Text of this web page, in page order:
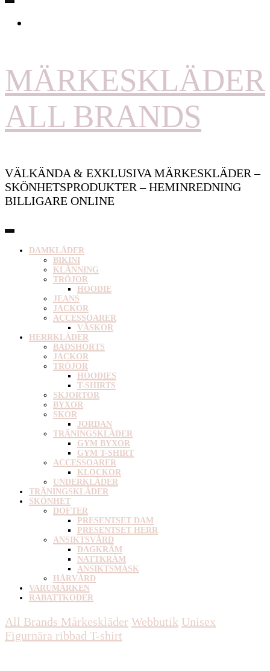
MÄRKESKLÄDER
ALL BRANDS
VÄLKÄNDA & EXKLUSIVA MÄRKESKLÄDER –
SKÖNHETSPRODUKTER – HEMINREDNING
BILLIGARE ONLINE
DAMKLÄDER
BIKINI
KLÄNNING
TRÖJOR
HOODIE
JEANS
JACKOR
ACCESSOARER
VÄSKOR
HERRKLÄDER
BADSHORTS
JACKOR
TRÖJOR
HOODIES
T-SHIRTS
SKJORTOR
BYXOR
SKOR
JORDAN
TRÄNINGSKLÄDER
GYM BYXOR
GYM T-SHIRT
ACCESSOARER
KLOCKOR
UNDERKLÄDER
TRÄNINGSKLÄDER
SKÖNHET
DOFTER
PRESENTSET DAM
PRESENTSET HERR
ANSIKTSVÅRD
DAGKRÄM
NATTKRÄM
ANSIKTSMASK
HÅRVÅRD
VARUMÄRKEN
RABATTKODER
All Brands Mårkeskläder Webbutik Unisex
Figurnära ribbad T-shirt